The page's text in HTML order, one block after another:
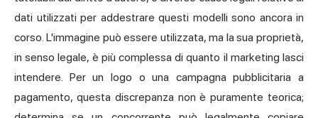
dati utilizzati per addestrare questi modelli sono ancora in
corso. L'immagine può essere utilizzata, ma la sua proprietà,
in senso legale, è più complessa di quanto il marketing lasci
intendere. Per un logo o una campagna pubblicitaria a
pagamento, questa discrepanza non è puramente teorica;